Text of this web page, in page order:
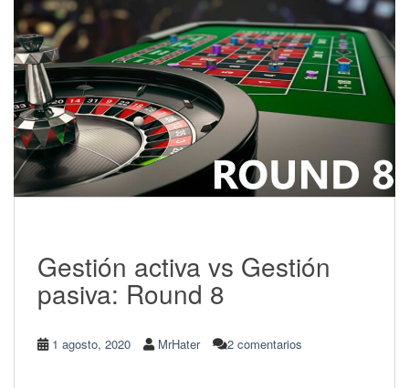
Gestión activa vs Gestión
pasiva: Round 8
1 agosto, 2020 MrHater 2 comentarios